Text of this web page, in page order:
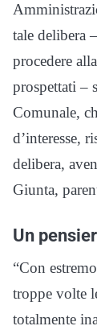
tale delibera
procedere
prospettati –
Comunale,
d’interesse,
delibera,
Giunta,
Un
“Con
troppe volte
totalmente